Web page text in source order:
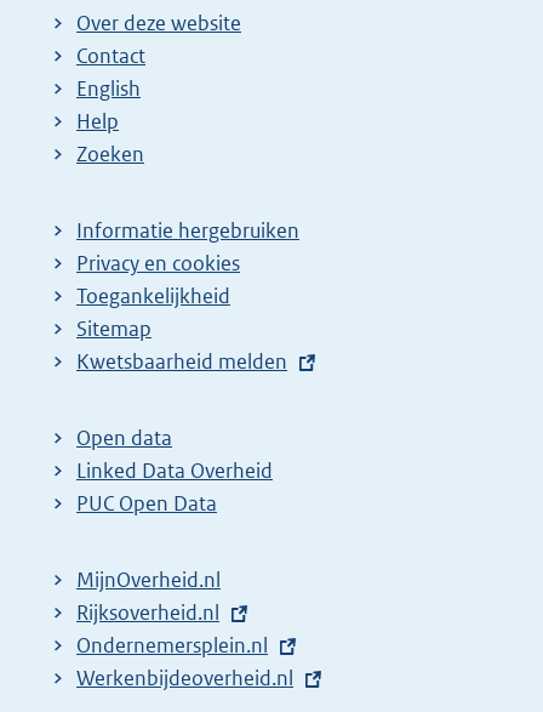
Over deze website
Contact
English
Help
Zoeken
Informatie hergebruiken
Privacy en cookies
Toegankelijkheid
Sitemap
E
t
e
r
l
i
n
k
Kwetsbaarheid melden
Open data
Linked Data Overheid
PUC Open Data
MijnOverheid.nl
E
x
t
Rijksoverheid.nl
E
x
Ondernemersplein.nl
E
Werkenbijdeoverheid.nl